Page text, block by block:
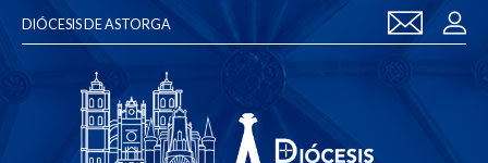
DIÓCESIS DE ASTORGA